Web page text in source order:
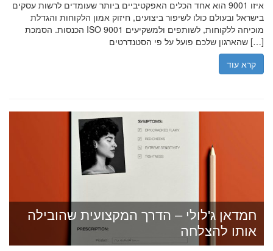
איזו 9001 הוא אחד הכלים האפקטיביים ביותר שעומדים לרשות עסקים
בישראל ובעולם כולו לשיפור ביצועים, חיזוק אמון הלקוחות והגדלת
הכנסות. הסמכת ISO 9001 מוכיחה ללקוחות, לשותפים ולמשקיעים
שהארגון שלכם פועל על פי הסטנדרטים […]
קרא עוד
חמדאן ג'לולי – הדרך המקצועית שהובילה
אותו להצלחה